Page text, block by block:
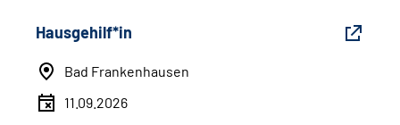
Hausgehilf*in
Bad Frankenhausen
11.09.2026